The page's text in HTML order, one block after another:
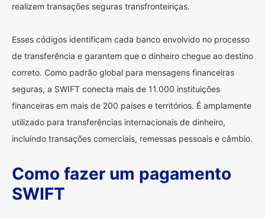
realizem transações seguras transfronteiriças.
Esses códigos identificam cada banco envolvido no processo
de transferência e garantem que o dinheiro chegue ao destino
correto. Como padrão global para mensagens financeiras
seguras, a SWIFT conecta mais de 11.000 instituições
financeiras em mais de 200 países e territórios. É amplamente
utilizado para transferências internacionais de dinheiro,
incluindo transações comerciais, remessas pessoais e câmbio.
Como fazer um pagamento
SWIFT